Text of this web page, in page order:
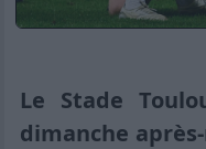
Le Stade
dimanche